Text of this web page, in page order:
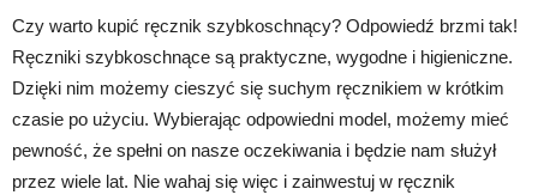
Czy warto kupić ręcznik szybkoschnący? Odpowiedź brzmi tak!
Ręczniki szybkoschnące są praktyczne, wygodne i higieniczne.
Dzięki nim możemy cieszyć się suchym ręcznikiem w krótkim
czasie po użyciu. Wybierając odpowiedni model, możemy mieć
pewność, że spełni on nasze oczekiwania i będzie nam służył
przez wiele lat. Nie wahaj się więc i zainwestuj w ręcznik